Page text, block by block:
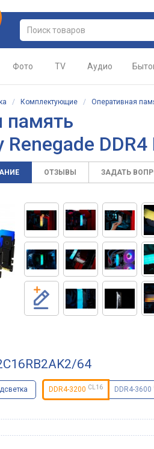
Фото TV Аудио
/ Комплектующие / Оперативная
память
DDR4
ОТЗЫВЫ ЗАДАТЬ
64
DDR4-3200 CL16 DDR4-3600